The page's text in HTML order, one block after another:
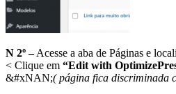
N 2º –Acesse a aba de Páginas e
< Clique em “Edit with
&#xNAN;( página fica discriminada